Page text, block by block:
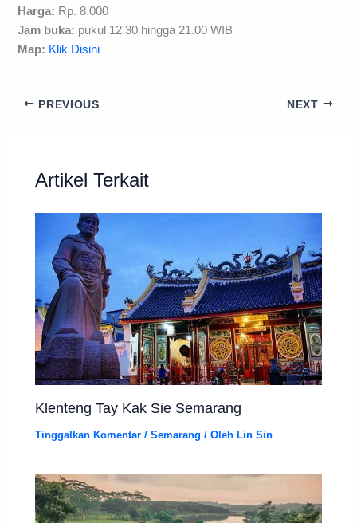
Harga: Rp. 8.000
Jam buka: pukul 12.30 hingga 21.00 WIB
Map: Klik Disini
PREVIOUS NEXT
Artikel Terkait
Klenteng Tay Kak Sie Semarang
Tinggalkan Komentar /Semarang / Oleh Lin Sin